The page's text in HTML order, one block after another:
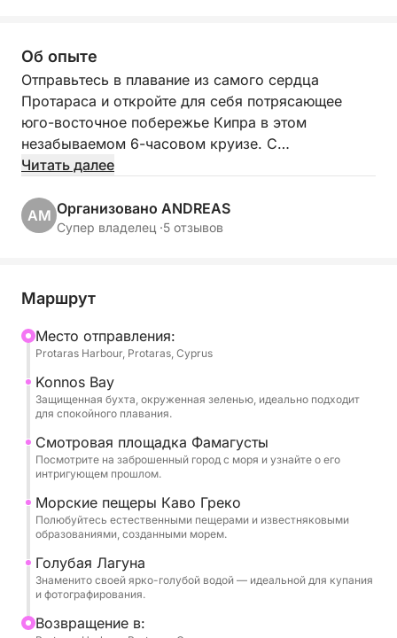
Об опыте
Отправьтесь в плавание из самого сердца
Протараса и откройте для себя потрясающее
юго-восточное побережье Кипра в этом
незабываемом 6-часовом круизе. С
ослепительно бирюзовыми водами, морскими
природной красоты это путешествие станет
идеальным побегом в прибрежное очарование
поплавать, этот тур предлагает все это.
Отправляясь из Грин-Бей, вы проплывете мимо
драматических прибрежных скал и сверкающих
бухт в начале путешествия. Ваша первая
остановка для купания — в потрясающем заливе
Коннос, окаймленной соснами бухте со
спокойной прозрачной водой, идеально
подходящей для освежающего купания. Двигаясь
дальше, наслаждайтесь панорамными видами на
завораживающий, пустынный горизонт
Фамагусты, города, застывшего во времени и
По мере того, как береговая линия
преображается, вы пройдете мимо впечатляющих
морских пещер Каво Греко, естественным
Читать далее
AM Организовано ANDREAS
Супер владелец ·5 отзывов
Маршрут
Mесто отправления:
Protaras Harbour, Protaras, Cyprus
Konnos Bay
Защищенная бухта, окруженная зеленью, идеально подходит
для спокойного плавания.
Смотровая площадка Фамагусты
Посмотрите на заброшенный город с моря и узнайте о его
интригующем прошлом.
Морские пещеры Каво Греко
Полюбуйтесь естественными пещерами и известняковыми
образованиями, созданными морем.
Голубая Лагуна
Знаменито своей ярко-голубой водой — идеальной для купания
и фотографирования.
Bозвращение в: